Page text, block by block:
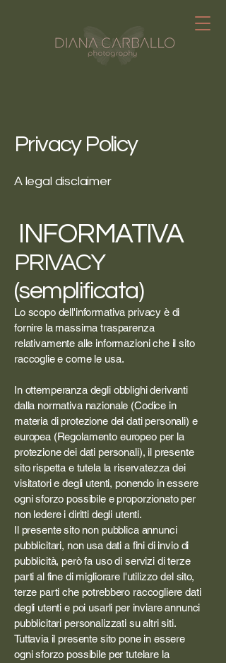
Privacy Policy
A legal disclaimer
INFORMATIVA
PRIVACY
(semplificata)
Lo scopo dell'informativa privacy è di
fornire la massima trasparenza
relativamente alle informazioni che il sito
raccoglie e come le usa.
In ottemperanza degli obblighi derivanti
dalla normativa nazionale (Codice in
materia di protezione dei dati personali) e
europea (Regolamento europeo per la
protezione dei dati personali), il presente
sito rispetta e tutela la riservatezza dei
visitatori e degli utenti, ponendo in essere
ogni sforzo possibile e proporzionato per
non ledere i diritti degli utenti.
Il presente sito non pubblica annunci
pubblicitari, non usa dati a fini di invio di
pubblicità, però fa uso di servizi di terze
parti al fine di migliorare l'utilizzo del sito,
terze parti che potrebbero raccogliere dati
degli utenti e poi usarli per inviare annunci
pubblicitari personalizzati su altri siti.
Tuttavia il presente sito pone in essere
ogni sforzo possibile per tutelare la